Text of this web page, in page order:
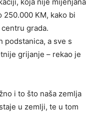
koja nije mijenjana
250.000 KM, kako bi
grada.
podstanica, a sve s
grijanje – rekao je
i to što naša zemlja
u zemlji, te u tom